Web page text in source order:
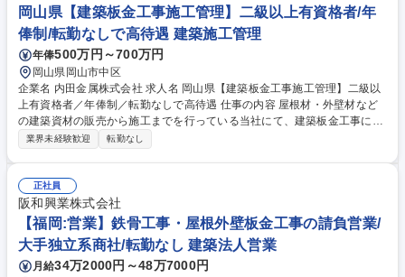
の改変に伴う業務はございません。 募集職種 資格保持者優遇!【京都・滋
賀/管施工管理】工場の設備施工管理のスペシャリスト
岡山県【建築板金工事施工管理】二級以上有資格者/年
俸制/転勤なしで高待遇 建築施工管理
年俸500万円～700万円
岡山県岡山市中区
企業名 内田金属株式会社 求人名 岡山県【建築板金工事施工管理】二級以
上有資格者／年俸制／転勤なしで高待遇 仕事の内容 屋根材・外壁材など
の建築資材の販売から施工までを行っている当社にて、建築板金工事にお
ける施工管理業務をお任せします。お客様との打ち合わせから工事の進捗
る円滑かつ確実な施工体制の構築■進捗状況の確認と納期に向けたスケジ
ュール等の工程管理■現場の確実な安全確保と要望通りの施工品質実現の
ための管理※担当エリアは岡山県内中心。工期は数週間から3か月程度。
※施工管理業務に専念し、建物の改変を伴う実作業は行いません。【従事
すべき業務の変更の範囲】当社の指定する業務 募集職種 岡山県【建築板
金工事施工管理】二級以上有資格者／年俸制／転勤なしで高待遇
業界未経験歓迎 転勤なし
正社員
阪和興業株式会社
【福岡:営業】鉄骨工事・屋根外壁板金工事の請負営業/
大手独立系商社/転勤なし 建築法人営業
月給34万2000円～48万7000円